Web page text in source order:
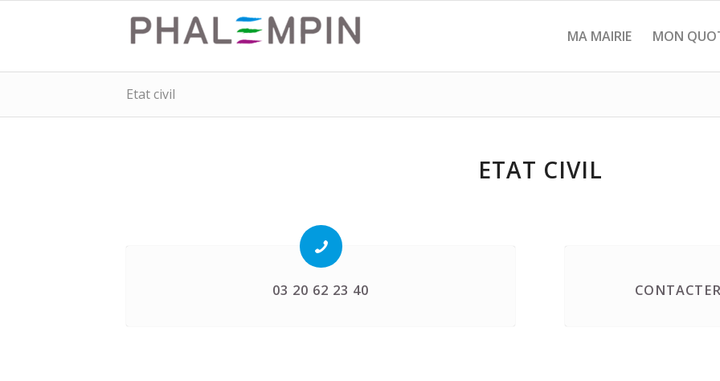
MA MAIRIE MON
Etat civil
ETAT CIVIL
03 20 62 23 40